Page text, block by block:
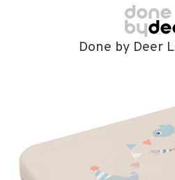
Varumärken
Kampanjer
Done by Deer
Skallra
& Matförvaring